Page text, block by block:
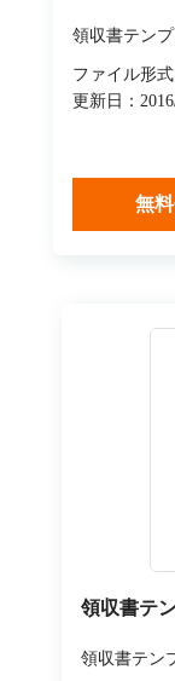
領収書テン
ファイル形
更新日：
無
領収書テ
領収書テン